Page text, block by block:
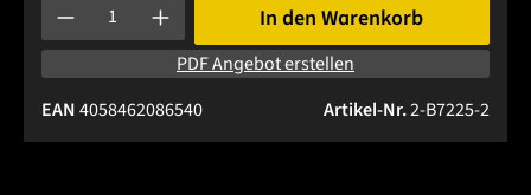
Produkt Anzahl: Gib den gewünschten Wert ein oder
In den Warenkorb
PDF Angebot erstellen
Artikel-Nr.2-B7225-2
EAN4058462086540